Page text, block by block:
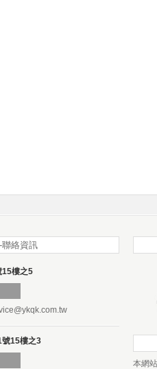
絡資訊
15樓之5
15樓之3
本網